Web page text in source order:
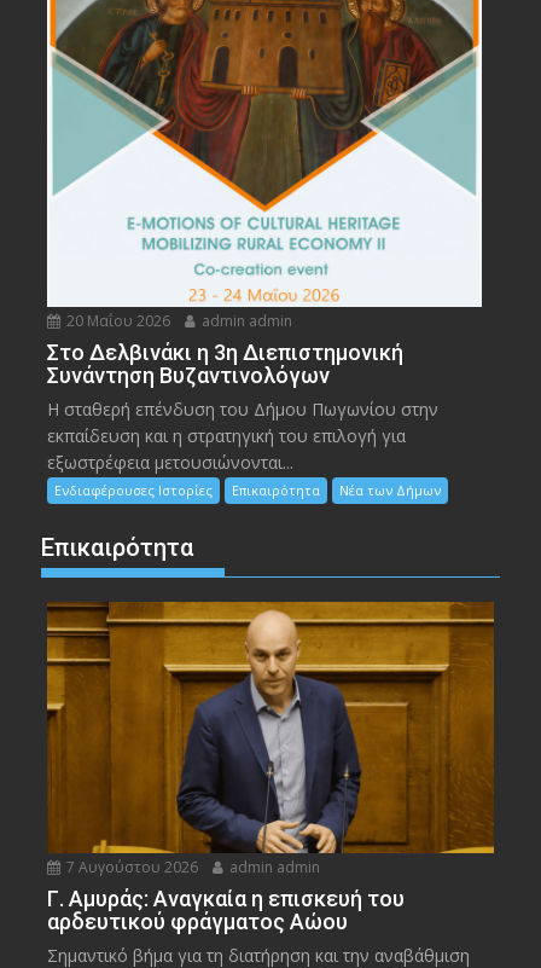
20 Μαΐου 2026 admin admin
Στο Δελβινάκι η 3η Διεπιστημονική
Συνάντηση Βυζαντινολόγων
Η σταθερή επένδυση του Δήμου Πωγωνίου στην
εκπαίδευση και η στρατηγική του επιλογή για
εξωστρέφεια μετουσιώνονται...
Ενδιαφέρουσες Ιστορίες Επικαιρότητα Νέα των Δήμων
Επικαιρότητα
7 Αυγούστου 2026 admin admin
Γ. Αμυράς: Αναγκαία η επισκευή του
αρδευτικού φράγματος Αώου
Σημαντικό βήμα για τη διατήρηση και την αναβάθμιση